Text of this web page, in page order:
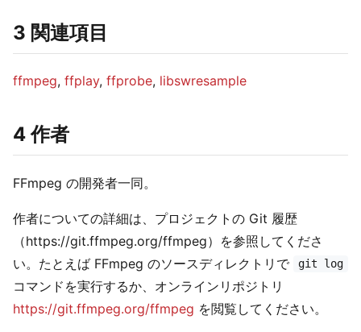
3 関連項目
ffmpeg, ffplay, ffprobe, libswresample
4 作者
FFmpeg の開発者一同。
作者についての詳細は、プロジェクトの Git 履歴
（https://git.ffmpeg.org/ffmpeg）を参照してくださ
い。たとえば FFmpeg のソースディレクトリで
git log
コマンドを実行するか、オンラインリポジトリ
https://git.ffmpeg.org/ffmpeg を閲覧してください。